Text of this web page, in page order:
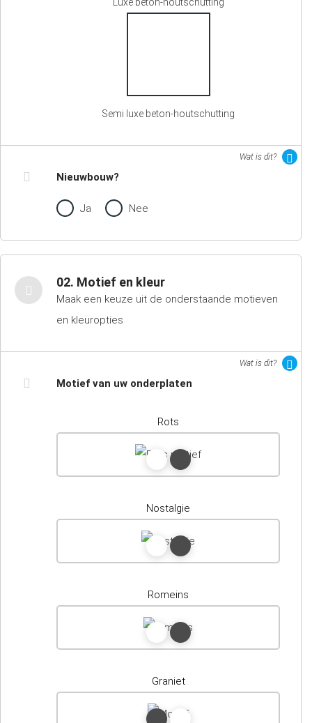
Semi luxe beton-houtschutting
Wat is dit?
Nieuwbouw?
Ja Nee
02. Motief en kleur
Maak een keuze uit de onderstaande motieven
en kleuropties
Wat is dit?
Motief van uw onderplaten
Rots
Nostalgie
Romeins
Graniet